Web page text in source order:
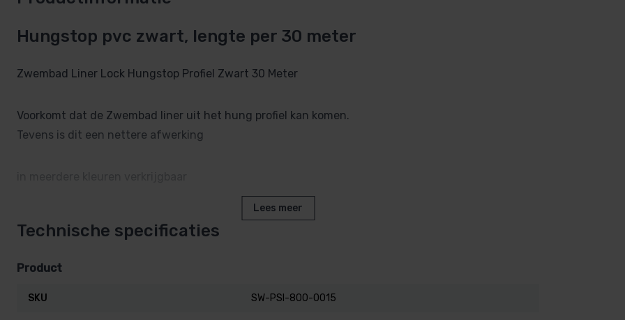
Hungstop pvc zwart, lengte per 30 meter
Zwembad Liner Lock Hungstop Profiel Zwart 30 Meter
Voorkomt dat de Zwembad liner uit het hung profiel kan komen.
Tevens is dit een nettere afwerking
Lees meer
Technische specificaties
Product
SKU SW-PSI-800-0015